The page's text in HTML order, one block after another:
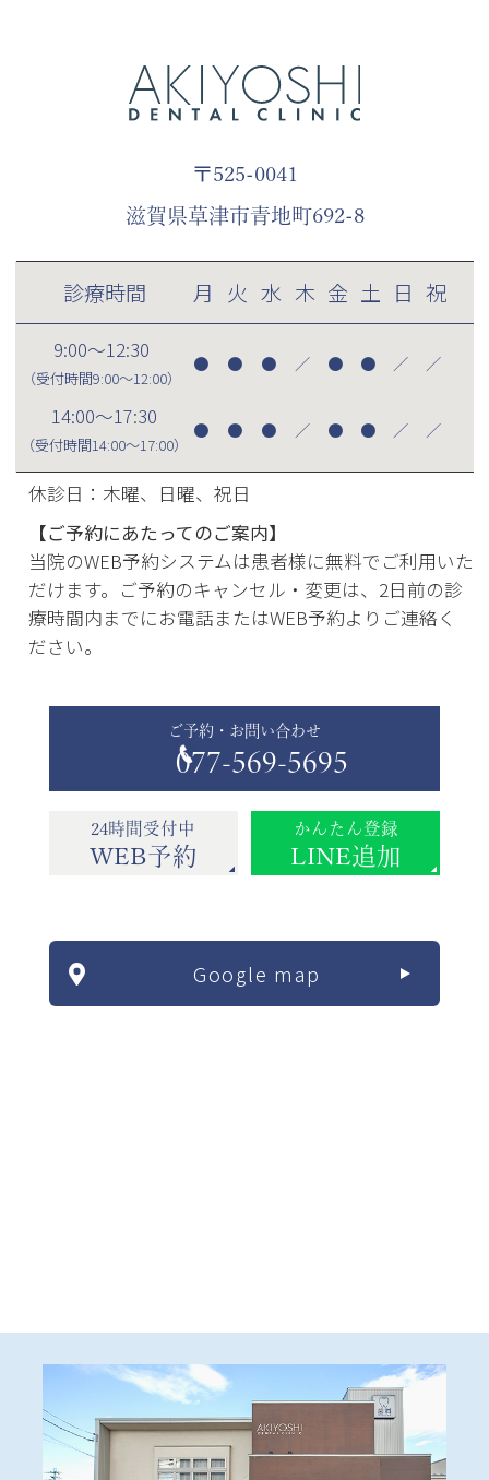
〒525-0041
滋賀県草津市青地町692-8
診療時間 月 火 水 木 金 土 日 祝
9:00～12:30
（受付時間9:00～12:00）
● ● ● ／ ● ● ／ ／
14:00～17:30
（受付時間14:00～17:00）
● ● ● ／ ● ● ／ ／
休診日：木曜、日曜、祝日
【ご予約にあたってのご案内】
当院のWEB予約システムは患者様に無料でご利用いた
だけます。ご予約のキャンセル・変更は、2日前の診
療時間内までにお電話またはWEB予約よりご連絡く
ださい。
ご予約・お問い合わせ
077-569-5695
24時間受付中
WEB予約
かんたん登録
LINE追加
Google map